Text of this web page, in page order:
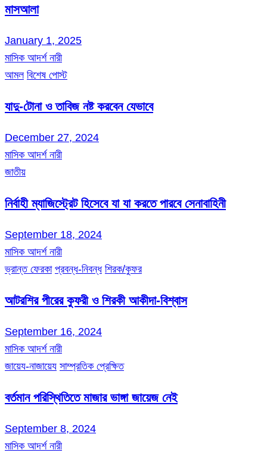
মাসআলা
January 1, 2025
মাসিক আদর্শ নারী
আমল বিশেষ পোস্ট
যাদু-টোনা ও তাবিজ নষ্ট করবেন যেভাবে
December 27, 2024
মাসিক আদর্শ নারী
জাতীয়
নির্বাহী ম্যাজিস্ট্রেট হিসেবে যা যা করতে পারবে সেনাবাহিনী
September 18, 2024
মাসিক আদর্শ নারী
ভ্রান্ত ফেরকা প্রবন্ধ-নিবন্ধ শিরক/কুফর
আটরশির পীরের কুফরী ও শিরকী আকীদা-বিশ্বাস
September 16, 2024
মাসিক আদর্শ নারী
জায়েয-নাজায়েয সাম্প্রতিক প্রেক্ষিত
বর্তমান পরিস্থিতিতে মাজার ভাঙ্গা জায়েজ নেই
September 8, 2024
মাসিক আদর্শ নারী